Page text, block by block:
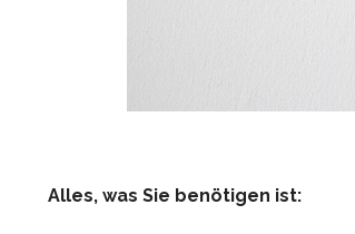
Alles, was Sie benötigen ist: